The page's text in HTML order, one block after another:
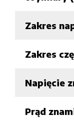
Zakres
Zakres
Napięcie
Prąd